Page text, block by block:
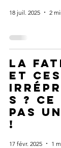
18 juil. 2025 2
LA
et
s ? Ce
pas
!
17 févr. 2025 1